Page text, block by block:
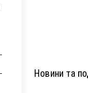
Новини та